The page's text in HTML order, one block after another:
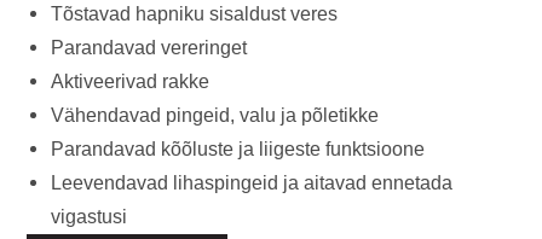
Tõstavad hapniku sisaldust veres
Parandavad vereringet
Aktiveerivad rakke
Vähendavad pingeid, valu ja põletikke
Parandavad kõõluste ja liigeste funktsioone
Leevendavad lihaspingeid ja aitavad ennetada
vigastusi